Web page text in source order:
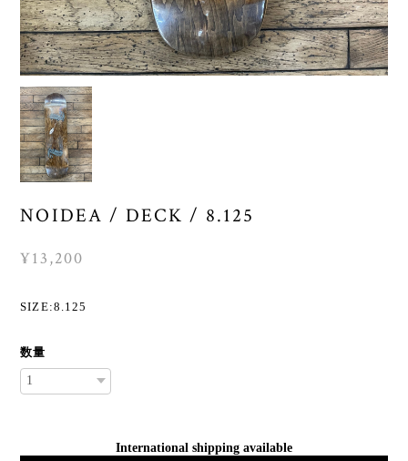
NOIDEA / DECK / 8.125
¥13,200
SIZE:8.125
数量
International shipping available